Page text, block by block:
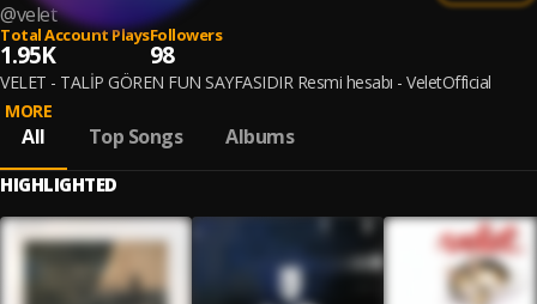
@velet
Total Account Plays
1.95K
Followers
98
VELET - TALİP GÖREN FUN SAYFASIDIR Resmi hesabı - VeletOfficial
MORE
All Top Songs Albums
HIGHLIGHTED